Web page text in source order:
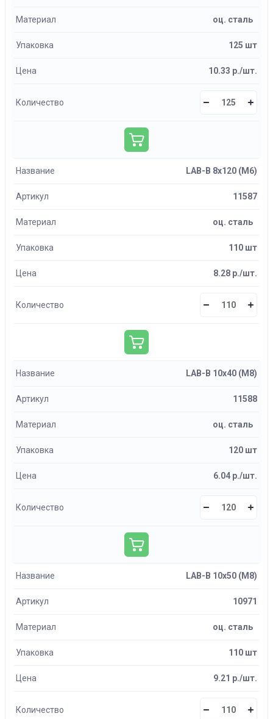
Материал оц. сталь
Упаковка 125 шт
Цена 10.33 р./шт.
Количество
Название LAB-B 8х120 (М6)
Артикул 11587
Материал оц. сталь
Упаковка 110 шт
Цена 8.28 р./шт.
Количество
Название LAB-B 10х40 (М8)
Артикул 11588
Материал оц. сталь
Упаковка 120 шт
Цена 6.04 р./шт.
Количество
Название LAB-B 10х50 (М8)
Артикул 10971
Материал оц. сталь
Упаковка 110 шт
Цена 9.21 р./шт.
Количество